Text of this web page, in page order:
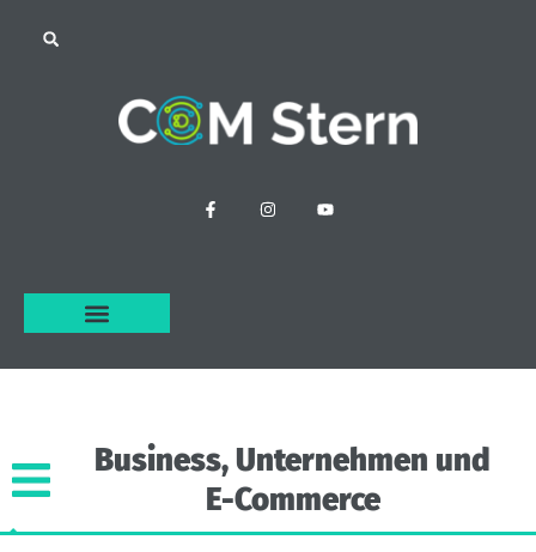
Business, Unternehmen und
E-Commerce